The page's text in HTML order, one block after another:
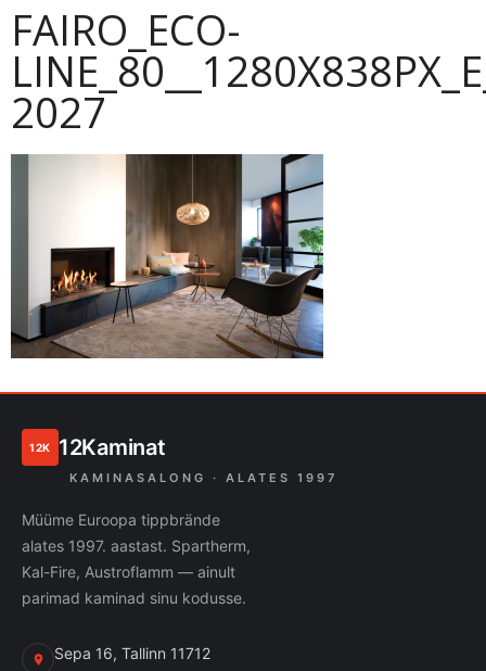
FAIRO_ECO-
2027
12K 12Kaminat
KAMINASALONG · ALATES 1997
Müüme Euroopa tippbrände
alates 1997. aastast. Spartherm,
Kal-Fire, Austroflamm — ainult
parimad kaminad sinu kodusse.
Sepa 16, Tallinn 11712